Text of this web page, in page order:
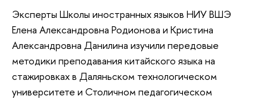
Эксперты Школы иностранных языков НИУ ВШЭ
Елена Александровна Родионова и Кристина
Александровна Данилина изучили передовые
методики преподавания китайского языка на
стажировках в Даляньском технологическом
университете и Столичном педагогическом